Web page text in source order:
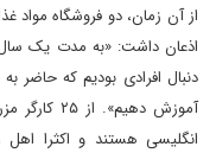
از آن زمان، دو فروشگاه
اذعان داشت: «به مدت یک
دنبال افرادی بودیم که حاضر
آموزش